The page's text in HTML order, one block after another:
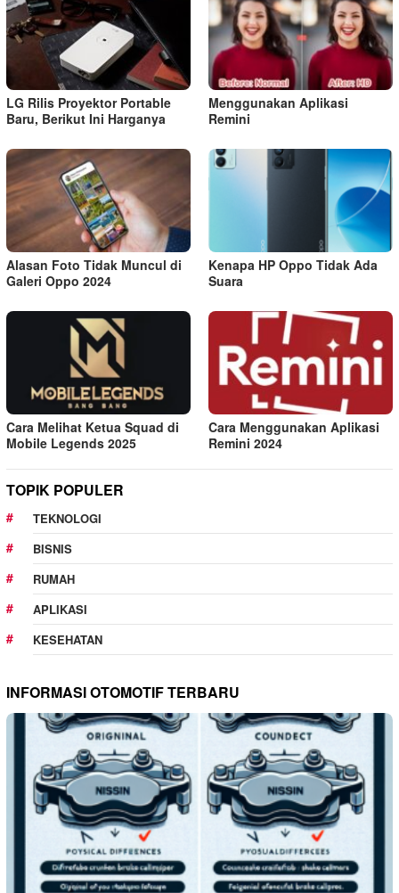
LG Rilis Proyektor Portable
Baru, Berikut Ini Harganya
Menggunakan Aplikasi
Remini
Alasan Foto Tidak Muncul di
Galeri Oppo 2024
Kenapa HP Oppo Tidak Ada
Suara
Cara Melihat Ketua Squad di
Mobile Legends 2025
Cara Menggunakan Aplikasi
Remini 2024
TOPIK POPULER
TEKNOLOGI
BISNIS
RUMAH
APLIKASI
KESEHATAN
INFORMASI OTOMOTIF TERBARU